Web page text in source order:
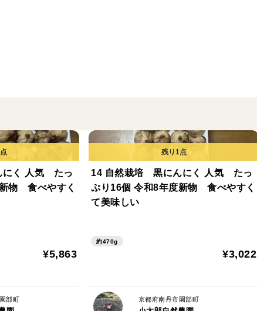
にく 人気 たっ
物 食べやすく
¥5,863
部町
14 自然栽培 黒にんにく 人気 たっ
ぷり16個 令和8年度新物 食べやすく
て美味しい
約470g
¥3,022
京都府南丹市園部町